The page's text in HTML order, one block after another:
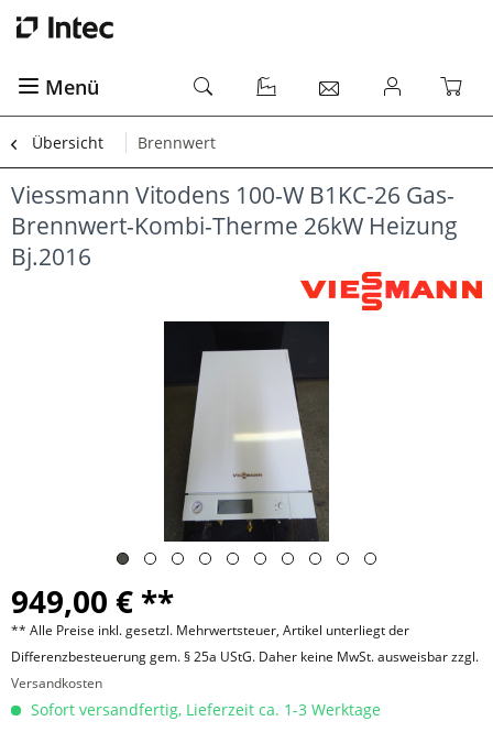
Menü
Übersicht Brennwert
Viessmann Vitodens 100-W B1KC-26 Gas-
Brennwert-Kombi-Therme 26kW Heizung
Bj.2016
949,00 € **
** Alle Preise inkl. gesetzl. Mehrwertsteuer, Artikel unterliegt der
Differenzbesteuerung gem. § 25a UStG. Daher keine MwSt. ausweisbar zzgl.
Versandkosten
Sofort versandfertig, Lieferzeit ca. 1-3 Werktage